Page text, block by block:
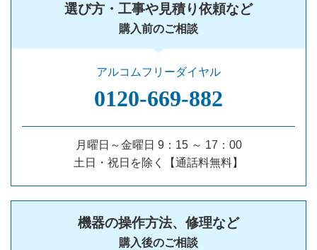
選び方・工事や見積り依頼など
購入前のご相談
アルコムフリーダイヤル
0120‐669‐882
月曜日～金曜日 9：15 ～ 17：00
土日・祝日を除く【通話料無料】
機器の操作方法、修理など
購入後のご相談